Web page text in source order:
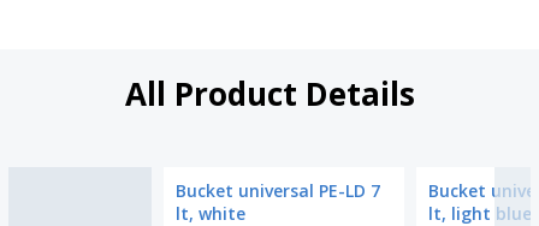
All Product Details
Bucket universal PE-LD 7
lt, white
Bucket
lt, light blue